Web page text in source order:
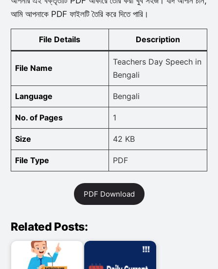
আমি আপনাকে PDF ফাইলটি তৈরি করে দিতে পারি।
File Details Description
File Name
Teachers Day Speech in
Bengali
Language Bengali
No. of Pages 1
Size 42 KB
File Type PDF
PDF Download
Related Posts: